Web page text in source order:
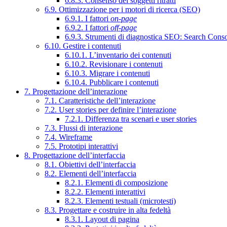
6.9. Ottimizzazione per i motori di ricerca (SEO)
6.9.1. I fattori on-page
6.9.2. I fattori off-page
6.9.3. Strumenti di diagnostica SEO: Search
6.10. Gestire i contenuti
6.10.1. L’inventario dei contenuti
6.10.2. Revisionare i contenuti
6.10.3. Migrare i contenuti
6.10.4. Pubblicare i contenuti
7. Progettazione dell’interazione
7.1. Caratteristiche dell’interazione
7.2. User stories per definire l’interazione
7.2.1. Differenza tra scenari e user stories
7.3. Flussi di interazione
7.4. Wireframe
7.5. Prototipi interattivi
8. Progettazione dell’interfaccia
8.1. Obiettivi dell’interfaccia
8.2. Elementi dell’interfaccia
8.2.1. Elementi di composizione
8.2.2. Elementi interattivi
8.2.3. Elementi testuali (microtesti)
8.3. Progettare e costruire in alta fedeltà
8.3.1. Layout di pagina